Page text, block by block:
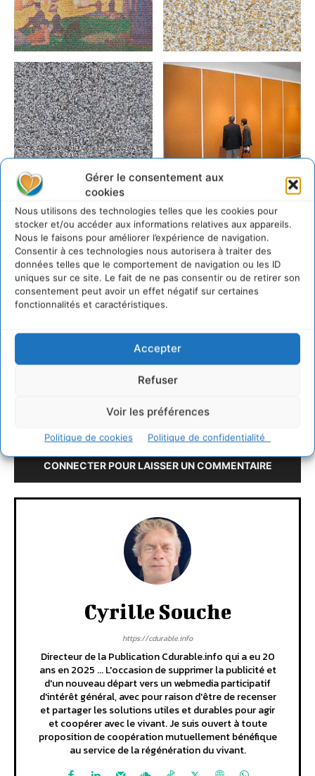
Gérer le consentement aux
cookies
Nous utilisons des technologies telles que les cookies pour
stocker et/ou accéder aux informations relatives aux appareils.
Nous le faisons pour améliorer l’expérience de navigation.
Consentir à ces technologies nous autorisera à traiter des
données telles que le comportement de navigation ou les ID
uniques sur ce site. Le fait de ne pas consentir ou de retirer son
consentement peut avoir un effet négatif sur certaines
fonctionnalités et caractéristiques.
Accepter
Refuser
Voir les préférences
Politique de cookies Politique de confidentialité
Les chiffres mentionnés ont été obtenus à partir des
quantités de déchets jetés seulement aux États-Unis.
http://www.chrisjordan.com/
LAISSER UN COMMENTAIRE
CONNECTER POUR LAISSER UN COMMENTAIRE
Cyrille Souche
https://cdurable.info
Directeur de la Publication Cdurable.info qui a eu 20
ans en 2025 ... L'occasion de supprimer la publicité et
d'un nouveau départ vers un webmedia participatif
d'intérêt général, avec pour raison d'être de recenser
et partager les solutions utiles et durables pour agir
et coopérer avec le vivant. Je suis ouvert à toute
proposition de coopération mutuellement bénéfique
au service de la régénération du vivant.